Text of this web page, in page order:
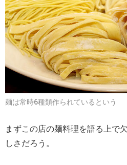
麺は常時6種類作られているという
まずこの店の麺料理を語る上で
しさだろう。